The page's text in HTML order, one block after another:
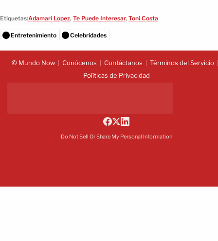
Etiquetas:Adamari Lopez, Te Puede Interesar, Toni Costa
Entretenimiento Celebridades
© Mundo Now Conócenos Contáctanos
Términos del Servicio
Políticas de Privacidad
Do Not Sell Or Share My Personal Information